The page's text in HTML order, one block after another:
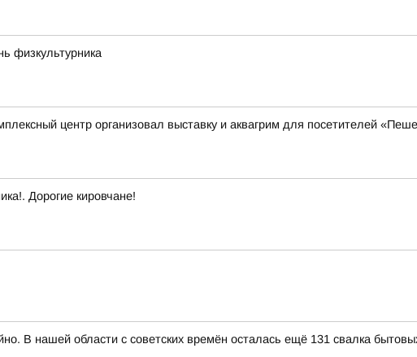
физкультурника
центр организовал выставку и аквагрим для посетителей
Дорогие кировчане!
В нашей области с советских времён осталась ещё 131 свалка